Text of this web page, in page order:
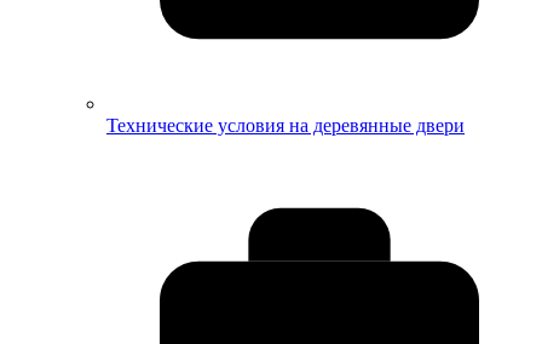
Технические условия на деревянные двери